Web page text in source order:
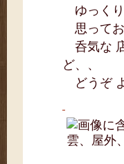
ゆっくり
思ってお
呑気な
ど、、
どうぞ